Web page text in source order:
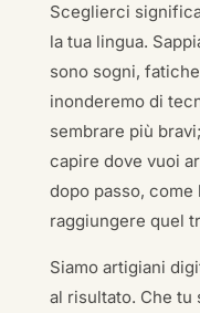
Sceglierci
la tua lingua.
sono sogni,
inonderemo di
sembrare più
capire dove vuoi
dopo passo,
raggiungere quel
Siamo artigiani
al risultato. Che tu